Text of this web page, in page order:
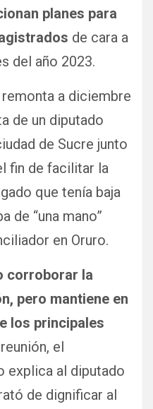
planes para
de cara a
del año 2023.
a diciembre
de un diputado
de Sucre junto
fin de facilitar la
que tenía baja
de “una mano”
en Oruro.
corroborar la
pero mantiene en
los principales
el
explica al diputado
de dignificar al